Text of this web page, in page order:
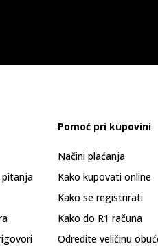
pitanja
Pomoć pri kupovini
Načini plaćanja
Kako kupovati online
Kako se registrirati
Kako do R1 računa
Odredite veličinu